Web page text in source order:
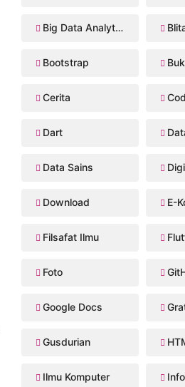
Big Data Analytics
Bootstrap
Cerita
Dart
Data Sains
Download E-
Filsafat Ilmu
Foto
Google Docs
Gusdurian
Ilmu Komputer